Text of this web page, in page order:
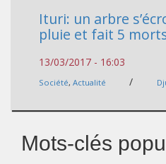
Ituri: un arbre
pluie et fait 5
13/03/2017 - 16:03
Société, Actualité /
Mots-clés